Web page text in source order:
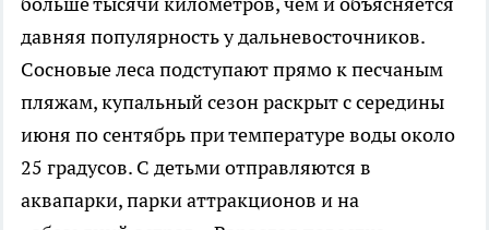
давняя популярность у дальневосточников.
Сосновые леса подступают прямо к песчаным
пляжам, купальный сезон раскрыт с середины
июня по сентябрь при температуре воды около
25 градусов. С детьми отправляются в
аквапарки, парки аттракционов и на